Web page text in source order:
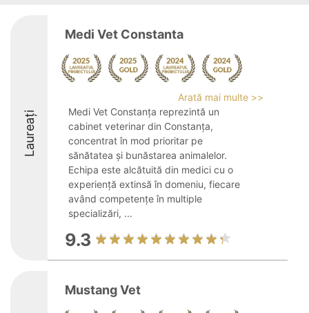
Laureați
Medi Vet Constanta
Arată mai multe >>
Medi Vet Constanța reprezintă un
cabinet veterinar din Constanța,
concentrat în mod prioritar pe
sănătatea și bunăstarea animalelor.
Echipa este alcătuită din medici cu o
experiență extinsă în domeniu, fiecare
având competențe în multiple
specializări, ...
9.3
Mustang Vet